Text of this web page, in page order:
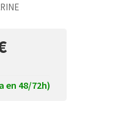
en 48/72h)